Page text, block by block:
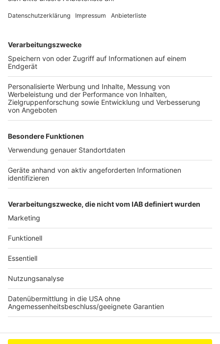
07.10.19 10-14 UhrInfo- und Beratungsstand in
sowie Vorträge rund um das Thema Cyber-
Sicherheit von der Verbraucherzentrale Brühl
der Fußgängerzone in Frechen
16.10.19 10-14 UhrInfo und Beratungsstand
sowie Vorträge rund um das Thema Cyber-
Sicherheit von der Verbraucherzentrale Bergheim
27.10.19 10-17 Uhr
29.10.19 10-11:30 UhrVortrag für Senioren
„Sicher unterwegs im digitalen Netz“ im Rathaus in
Kerpen
Anzeige
Anzeige